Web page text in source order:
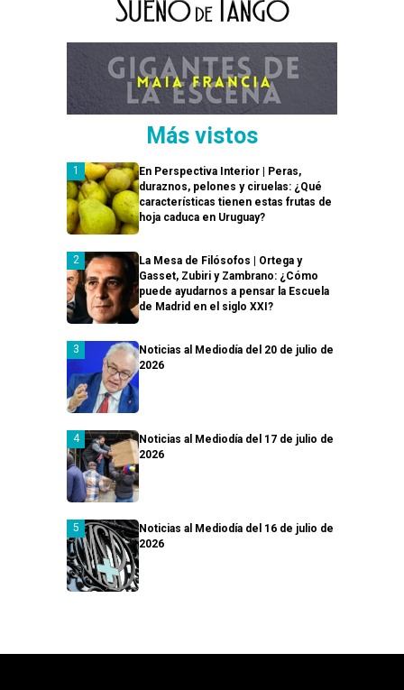
Más vistos
En Perspectiva Interior | Peras,
duraznos, pelones y ciruelas: ¿Qué
características tienen estas frutas de
hoja caduca en Uruguay?
La Mesa de Filósofos | Ortega y
Gasset, Zubiri y Zambrano: ¿Cómo
puede ayudarnos a pensar la Escuela
de Madrid en el siglo XXI?
Noticias al Mediodía del 20 de julio de
2026
Noticias al Mediodía del 17 de julio de
2026
Noticias al Mediodía del 16 de julio de
2026